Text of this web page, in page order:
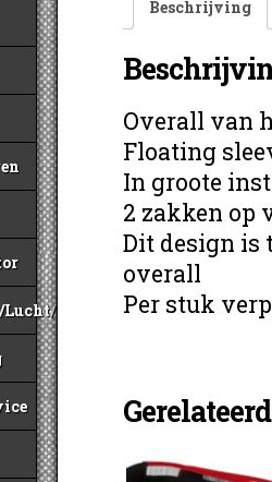
Benzine
Beschrijving
Overall van
Floating
In groote
2 zakken op
Dit design is
overall
Per stuk